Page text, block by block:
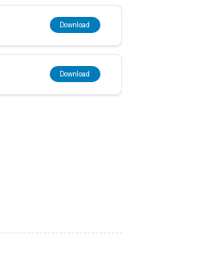
Download
Download